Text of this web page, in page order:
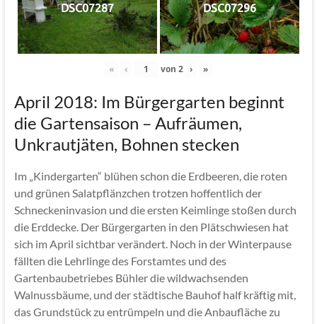
DSC07287 DSC07296
« ‹ von 2 › »
April 2018: Im Bürgergarten beginnt
die Gartensaison – Aufräumen,
Unkrautjäten, Bohnen stecken
Im „Kindergarten“ blühen schon die Erdbeeren, die roten
und grünen Salatpflänzchen trotzen hoffentlich der
Schneckeninvasion und die ersten Keimlinge stoßen durch
die Erddecke. Der Bürgergarten in den Plätschwiesen hat
sich im April sichtbar verändert. Noch in der Winterpause
fällten die Lehrlinge des Forstamtes und des
Gartenbaubetriebes Bühler die wildwachsenden
Walnussbäume, und der städtische Bauhof half kräftig mit,
das Grundstück zu entrümpeln und die Anbaufläche zu